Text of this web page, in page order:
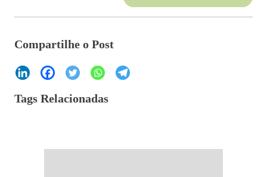
Compartilhe o Post
Tags Relacionadas